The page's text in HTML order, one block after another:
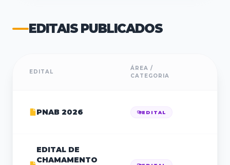
EDITAIS PUBLICADOS
EDITAL
ÁREA /
CATEGORIA
PNAB 2026 EDITAL
EDITAL DE
CHAMAMENTO